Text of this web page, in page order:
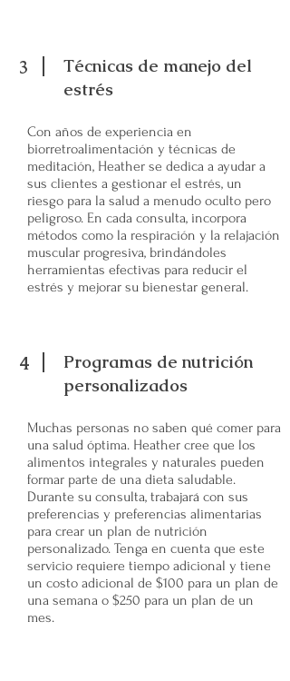
3
Técnicas de manejo del
estrés
Con años de experiencia en
biorretroalimentación y técnicas de
meditación, Heather se dedica a ayudar a
sus clientes a gestionar el estrés, un
riesgo para la salud a menudo oculto pero
peligroso. En cada consulta, incorpora
métodos como la respiración y la relajación
muscular progresiva, brindándoles
herramientas efectivas para reducir el
estrés y mejorar su bienestar general.
4
Programas de nutrición
personalizados
Muchas personas no saben qué comer para
una salud óptima. Heather cree que los
alimentos integrales y naturales pueden
formar parte de una dieta saludable.
Durante su consulta, trabajará con sus
preferencias y preferencias alimentarias
para crear un plan de nutrición
personalizado. Tenga en cuenta que este
servicio requiere tiempo adicional y tiene
un costo adicional de $100 para un plan de
una semana o $250 para un plan de un
mes.